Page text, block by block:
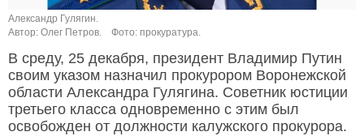
Александр Гулягин.
Автор: Олег Петров.
Фото: прокуратура.
В среду, 25 декабря, президент Владимир Путин
своим указом назначил прокурором Воронежской
области Александра Гулягина. Советник юстиции
третьего класса одновременно с этим был
освобожден от должности калужского прокурора.